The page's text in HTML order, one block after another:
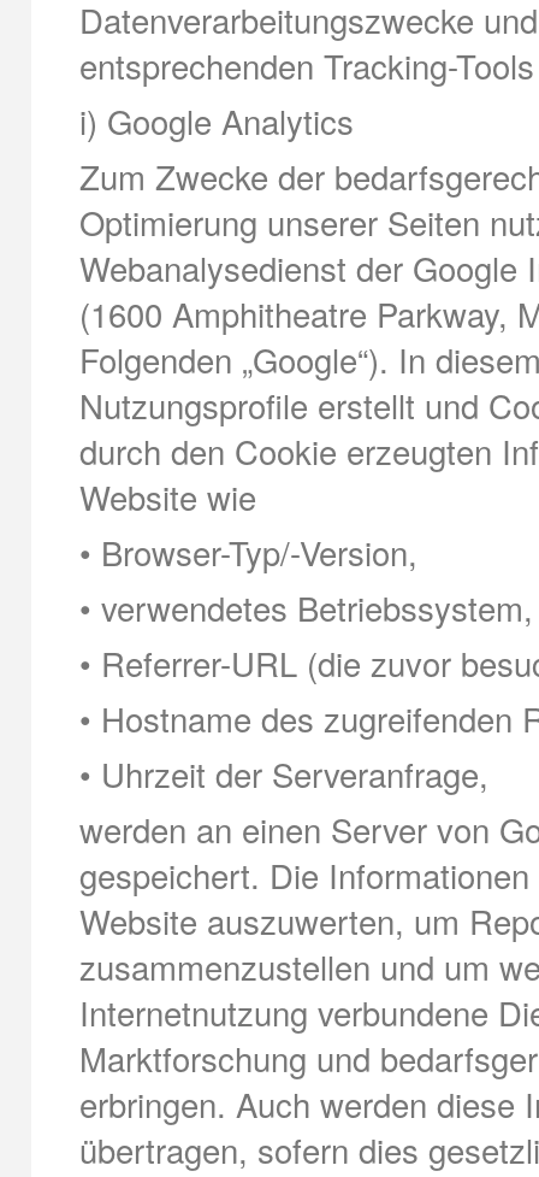
Datenverarbeitungszwecke
entsprechenden Tracking-
i) Google Analytics
Zum Zwecke der
Optimierung unserer Seiten
Webanalysedienst der
(1600 Amphitheatre Parkway,
Folgenden „Google“). In
Nutzungsprofile erstellt und
durch den Cookie erzeugten
Website wie
• Browser-Typ/-Version,
• verwendetes Betriebssystem,
• Referrer-URL (die zuvor
• Hostname des zugreifenden
• Uhrzeit der Serveranfrage,
werden an einen Server von
gespeichert. Die
Website auszuwerten, um
zusammenzustellen und um
Internetnutzung verbundene
Marktforschung und
erbringen. Auch werden diese
übertragen, sofern dies